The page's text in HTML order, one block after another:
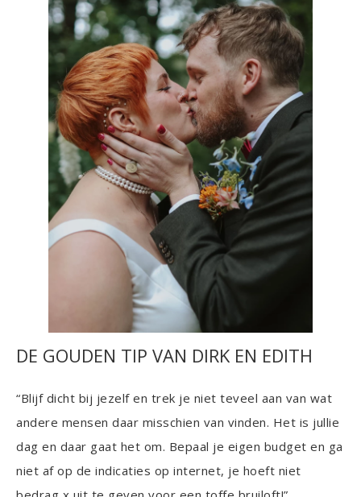
DE GOUDEN TIP VAN DIRK EN EDITH
“Blijf dicht bij jezelf en trek je niet teveel aan van wat
andere mensen daar misschien van vinden. Het is jullie
dag en daar gaat het om. Bepaal je eigen budget en ga
niet af op de indicaties op internet, je hoeft niet